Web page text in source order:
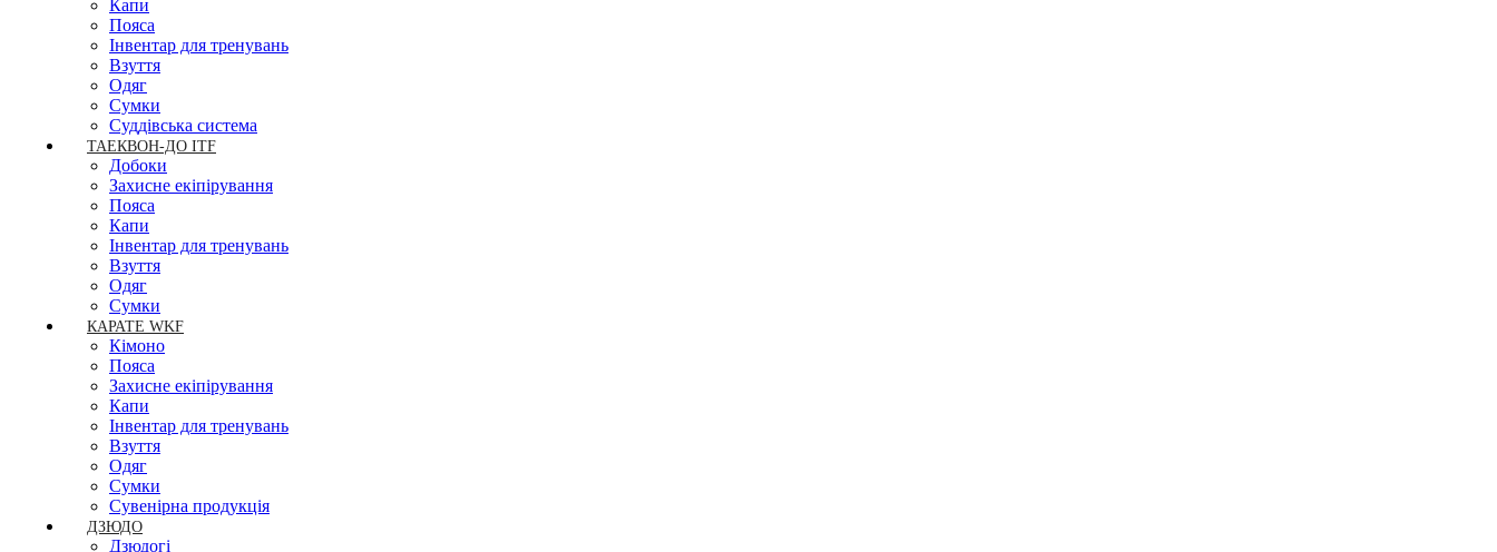
Капи
Пояса
Інвентар для тренувань
Взуття
Одяг
Сумки
Суддівська система
ТАЕКВОН-ДО ITF
Добоки
Захисне екіпірування
Пояса
Капи
Інвентар для тренувань
Взуття
Одяг
Сумки
КАРАТЕ WKF
Кімоно
Пояса
Захисне екіпірування
Капи
Інвентар для тренувань
Взуття
Одяг
Сумки
Сувенірна продукція
ДЗЮДО
Дзюдогі